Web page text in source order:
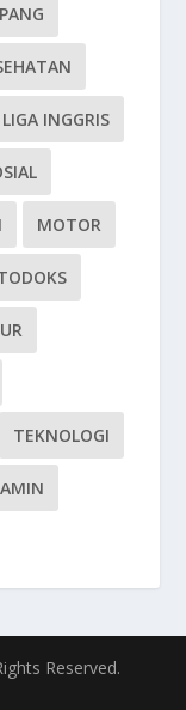
LIGA INGGRIS
MOTOR
TEKNOLOGI
Reserved.